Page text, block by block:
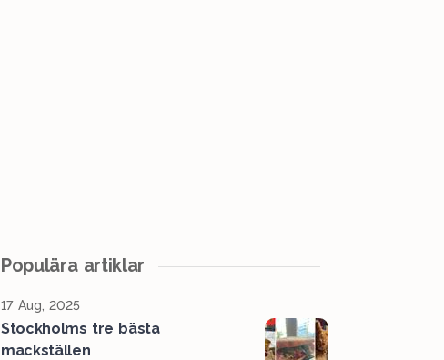
Populära artiklar
17 Aug, 2025
Stockholms tre bästa
mackställen